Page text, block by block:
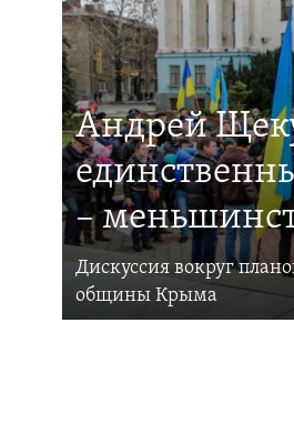
Андрей
–
Дискуссия вокруг
общины Крыма